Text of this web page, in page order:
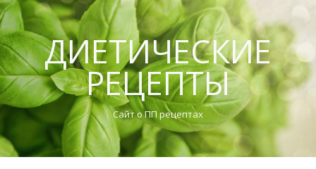
ДИЕТИЧЕСКИЕ
РЕЦЕПТЫ
Сайт о ПП рецептах